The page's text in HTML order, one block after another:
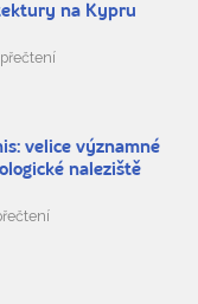
na Kypru
přečtení
velice významné
naleziště